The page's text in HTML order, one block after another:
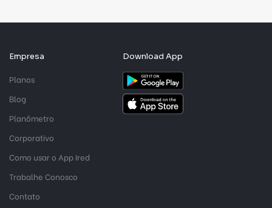
Empresa
Planos
Blog
Planômetro
Corporativo
Como usar o App Ired
Trabalhe Conosco
Contato
Download App